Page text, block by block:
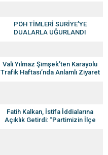
PÖH TİMLERİ SURİYE’YE
DUALARLA UĞURLANDI
Vali Yılmaz Şimşek’ten Karayolu
Trafik Haftası’nda Anlamlı Ziyaret
Fatih Kalkan, İstifa İddialarına
Açıklık Getirdi: “Partimizin İlçe